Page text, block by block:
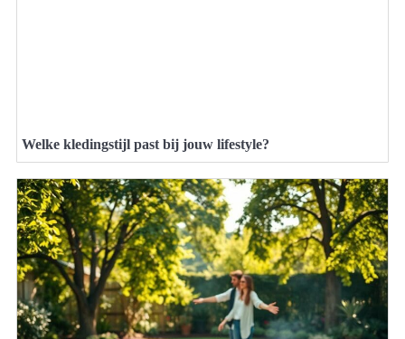
Welke kledingstijl past bij jouw lifestyle?